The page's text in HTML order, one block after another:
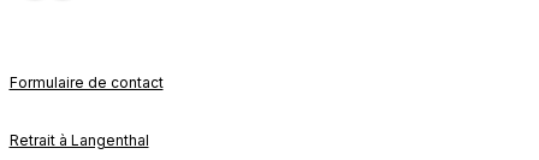
Formulaire de contact
Retrait à Langenthal